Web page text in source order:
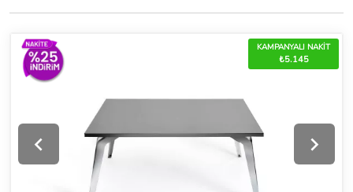
KAMPANYALI NAKİT
₺5.145